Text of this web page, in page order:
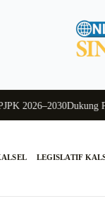
Dukung
LEGISLATIF